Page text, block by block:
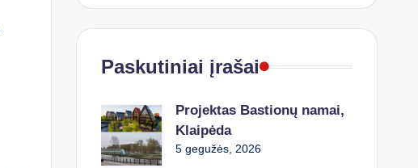
Paskutiniai įrašai
Projektas Bastionų namai,
Klaipėda
5 gegužės, 2026